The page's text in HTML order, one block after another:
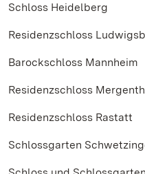
Schloss Heidelberg
Residenzschloss
Barockschloss Mannheim
Residenzschloss
Residenzschloss Rastatt
Schlossgarten